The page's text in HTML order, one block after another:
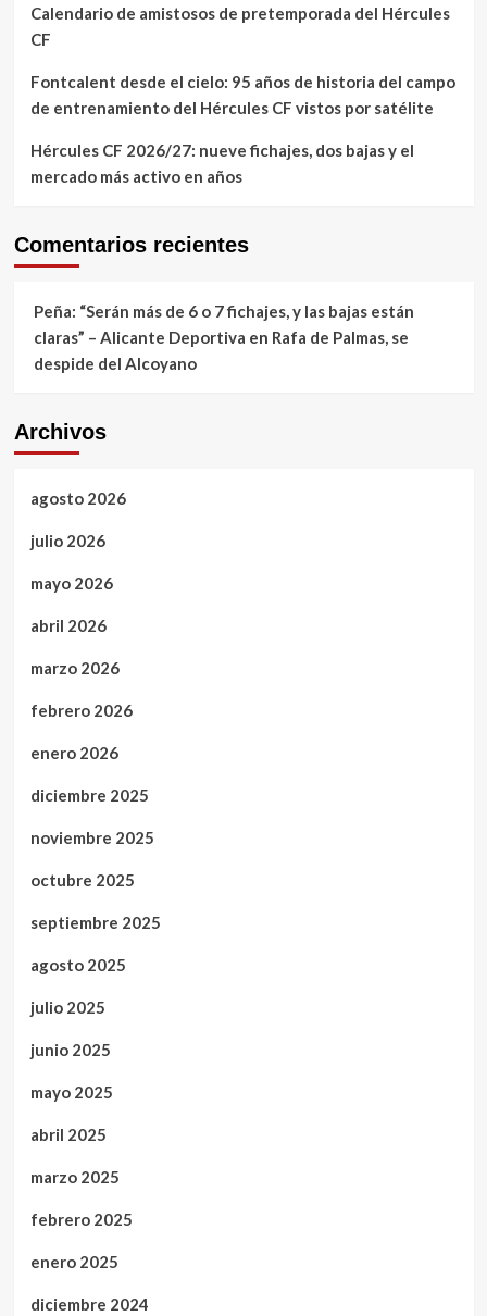
Calendario de amistosos de pretemporada del Hércules
CF
Fontcalent desde el cielo: 95 años de historia del campo
de entrenamiento del Hércules CF vistos por satélite
Hércules CF 2026/27: nueve fichajes, dos bajas y el
mercado más activo en años
Comentarios recientes
Peña: “Serán más de 6 o 7 fichajes, y las bajas están
claras” – Alicante Deportiva en Rafa de Palmas, se
despide del Alcoyano
Archivos
agosto 2026
julio 2026
mayo 2026
abril 2026
marzo 2026
febrero 2026
enero 2026
diciembre 2025
noviembre 2025
octubre 2025
septiembre 2025
agosto 2025
julio 2025
junio 2025
mayo 2025
abril 2025
marzo 2025
febrero 2025
enero 2025
diciembre 2024